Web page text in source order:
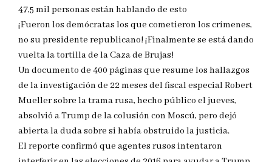
47,5 mil personas están hablando de esto
¡Fueron los demócratas los que cometieron los crímenes,
no su presidente republicano! ¡Finalmente se está dando
vuelta la tortilla de la Caza de Brujas!
Un documento de 400 páginas que resume los hallazgos
de la investigación de 22 meses del fiscal especial Robert
Mueller sobre la trama rusa, hecho público el jueves,
absolvió a Trump de la colusión con Moscú, pero dejó
abierta la duda sobre si había obstruido la justicia.
El reporte confirmó que agentes rusos intentaron